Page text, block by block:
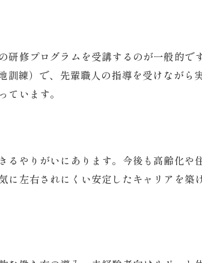
身する手順
アアップの道
修プログラムを受講するのが一般的で
練）で、先輩職人の指導を受けながら
います。
やりがいにあります。今後も高齢化や
左右されにくい安定したキャリアを築